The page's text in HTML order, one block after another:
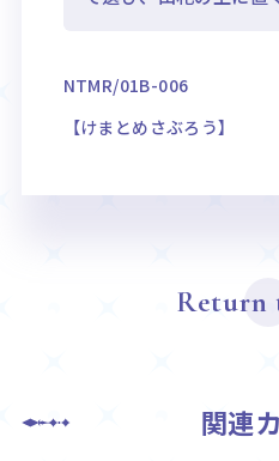
NTMR/01B-006
【けまとめさぶろう】
Return
関連